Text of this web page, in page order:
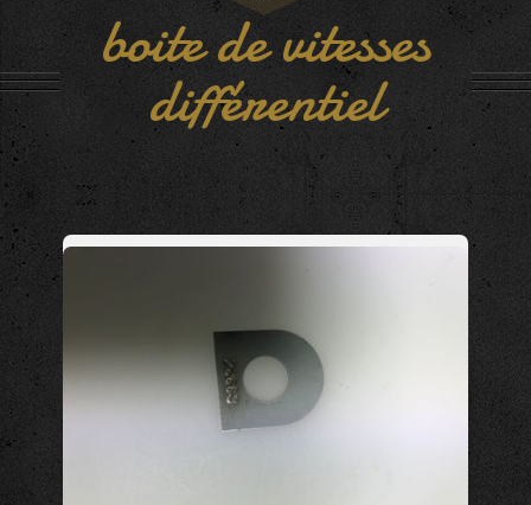
boite de vitesses
différentiel